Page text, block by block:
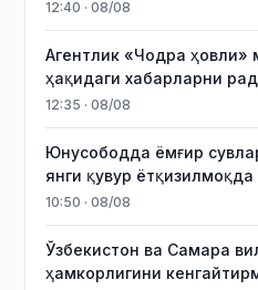
12:40 · 08/08
Агентлик «Чодра ҳовли»
ҳақидаги хабарларни
12:35 · 08/08
Юнусободда ёмғир
янги қувур ётқизилмоқда
10:50 · 08/08
Ўзбекистон ва Самара
ҳамкорлигини